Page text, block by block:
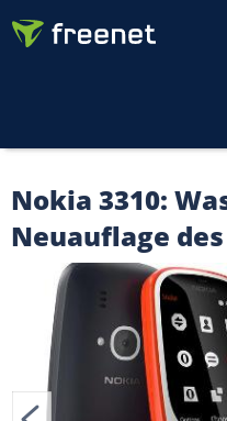
Nokia 3310:
Neuauflage